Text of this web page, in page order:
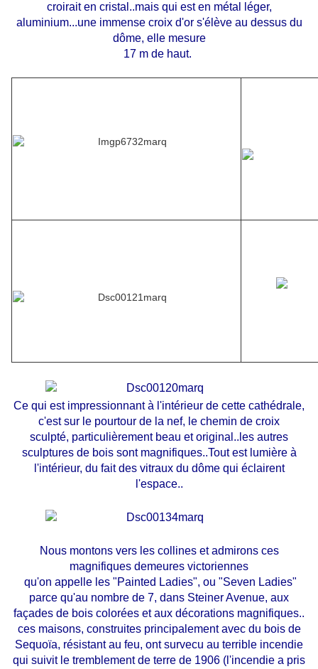
croirait en cristal..mais qui est en métal léger,
aluminium...une immense croix d'or s'élève au dessus du
dôme, elle mesure
17 m de haut.
Ce qui est impressionnant à l'intérieur de cette cathédrale,
c'est sur le pourtour de la nef, le chemin de croix
sculpté, particulièrement beau et original..les autres
sculptures de bois sont magnifiques..Tout est lumière à
l'intérieur, du fait des vitraux du dôme qui éclairent
l'espace..
Nous montons vers les collines et admirons ces
magnifiques demeures victoriennes
qu'on appelle les "Painted Ladies", ou "Seven Ladies"
parce qu'au nombre de 7, dans Steiner Avenue, aux
façades de bois colorées et aux décorations magnifiques..
ces maisons, construites principalement avec du bois de
Sequoïa, résistant au feu, ont survecu au terrible incendie
qui suivit le tremblement de terre de 1906 (l'incendie a pris